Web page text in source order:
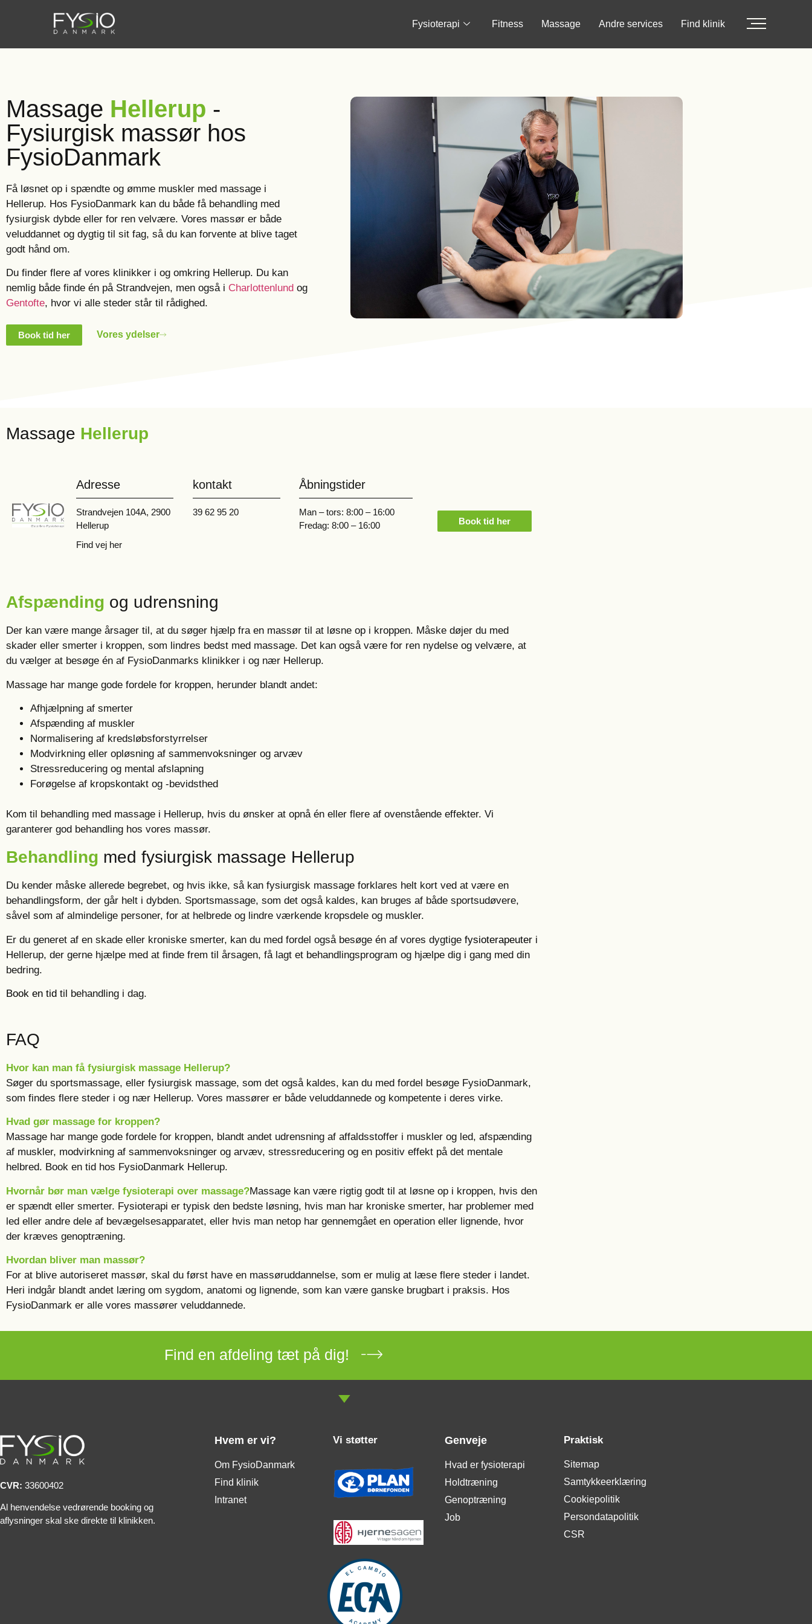
Fysioterapi Fitness Massage Andre services Find klinik
Massage Hellerup -
Fysiurgisk massør hos
FysioDanmark
Få løsnet op i spændte og ømme muskler med massage i
Hellerup. Hos FysioDanmark kan du både få behandling med
fysiurgisk dybde eller for ren velvære. Vores massør er både
veluddannet og dygtig til sit fag, så du kan forvente at blive taget
godt hånd om.
Du finder flere af vores klinikker i og omkring Hellerup. Du kan
nemlig både finde én på Strandvejen, men også i Charlottenlund og
Gentofte, hvor vi alle steder står til rådighed.
Book tid her Vores ydelser
Massage Hellerup
Adresse
Strandvejen 104A, 2900
Hellerup
Find vej her
kontakt
39 62 95 20
Åbningstider
Man – tors: 8:00 – 16:00
Fredag: 8:00 – 16:00
Book tid her
Afspænding og udrensning
Der kan være mange årsager til, at du søger hjælp fra en massør til at løsne op i kroppen. Måske døjer du med
skader eller smerter i kroppen, som lindres bedst med massage. Det kan også være for ren nydelse og velvære, at
du vælger at besøge én af FysioDanmarks klinikker i og nær Hellerup.
Massage har mange gode fordele for kroppen, herunder blandt andet:
Afhjælpning af smerter
Afspænding af muskler
Normalisering af kredsløbsforstyrrelser
Modvirkning eller opløsning af sammenvoksninger og arvæv
Stressreducering og mental afslapning
Forøgelse af kropskontakt og -bevidsthed
Kom til behandling med massage i Hellerup, hvis du ønsker at opnå én eller flere af ovenstående effekter. Vi
garanterer god behandling hos vores massør.
Behandling med fysiurgisk massage Hellerup
Du kender måske allerede begrebet, og hvis ikke, så kan fysiurgisk massage forklares helt kort ved at være en
behandlingsform, der går helt i dybden. Sportsmassage, som det også kaldes, kan bruges af både sportsudøvere,
såvel som af almindelige personer, for at helbrede og lindre værkende kropsdele og muskler.
Er du generet af en skade eller kroniske smerter, kan du med fordel også besøge én af vores dygtige fysioterapeuter i
Hellerup, der gerne hjælpe med at finde frem til årsagen, få lagt et behandlingsprogram og hjælpe dig i gang med din
bedring.
Book en tid til behandling i dag.
FAQ
Hvor kan man få fysiurgisk massage Hellerup?
Søger du sportsmassage, eller fysiurgisk massage, som det også kaldes, kan du med fordel besøge FysioDanmark,
som findes flere steder i og nær Hellerup. Vores massører er både veluddannede og kompetente i deres virke.
Hvad gør massage for kroppen?
Massage har mange gode fordele for kroppen, blandt andet udrensning af affaldsstoffer i muskler og led, afspænding
af muskler, modvirkning af sammenvoksninger og arvæv, stressreducering og en positiv effekt på det mentale
helbred. Book en tid hos FysioDanmark Hellerup.
Hvornår bør man vælge fysioterapi over massage?Massage kan være rigtig godt til at løsne op i kroppen, hvis den
er spændt eller smerter. Fysioterapi er typisk den bedste løsning, hvis man har kroniske smerter, har problemer med
led eller andre dele af bevægelsesapparatet, eller hvis man netop har gennemgået en operation eller lignende, hvor
der kræves genoptræning.
Hvordan bliver man massør?
For at blive autoriseret massør, skal du først have en massøruddannelse, som er mulig at læse flere steder i landet.
Heri indgår blandt andet læring om sygdom, anatomi og lignende, som kan være ganske brugbart i praksis. Hos
FysioDanmark er alle vores massører veluddannede.
Find en afdeling tæt på dig!
CVR: 33600402
Al henvendelse vedrørende booking og
aflysninger skal ske direkte til klinikken.
Hvem er vi?
Om FysioDanmark
Find klinik
Intranet
Vi støtter Genveje
Hvad er fysioterapi
Holdtræning
Genoptræning
Job
Praktisk
Sitemap
Samtykkeerklæring
Cookiepolitik
Persondatapolitik
CSR